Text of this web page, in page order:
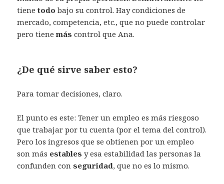
tienetodo bajo su control. Hay condiciones de
mercado, competencia, etc., que no puede controlar
pero tienemás control que Ana.
¿De qué sirve saber esto?
Para tomar decisiones, claro.
El punto es este: Tener un empleo es más riesgoso
que trabajar por tu cuenta (por el tema del control).
Pero los ingresos que se obtienen por un empleo
son más estables y esa estabilidad las personas la
confunden conseguridad, que no es lo mismo.